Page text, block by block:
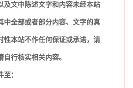
及文中陈述文字和内容未经本站
中全部或者部分内容、文字的真
性本站不作任何保证或承诺，请
行核实相关内容。
：